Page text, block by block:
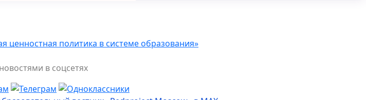
ценностная политика в системе образования»
в соцсетях